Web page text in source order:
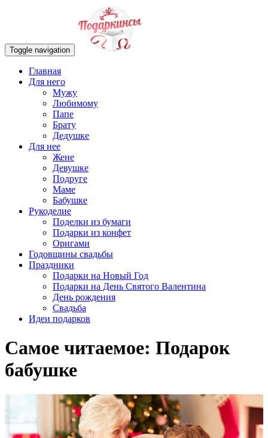
Toggle navigation
Главная
Для него
Мужу
Любимому
Папе
Брату
Дедушке
Для нее
Жене
Девушке
Подруге
Маме
Бабушке
Рукоделие
Поделки из бумаги
Подарки из конфет
Оригами
Годовщины свадьбы
Праздники
Подарки на Новый Год
Подарки на День Святого Валентина
День рождения
Свадьба
Идеи подарков
Самое читаемое: Подарок
бабушке